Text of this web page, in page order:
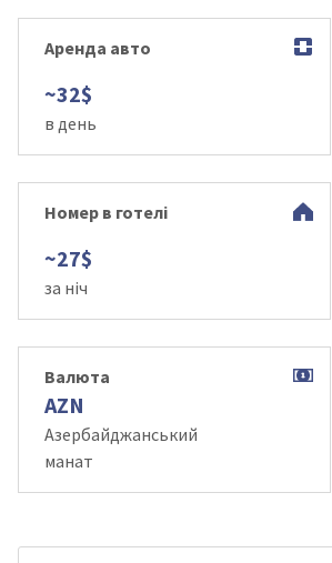
Аренда авто
~32$
в день
Номер в готелі
~27$
за ніч
Валюта
AZN
Азербайджанський
манат